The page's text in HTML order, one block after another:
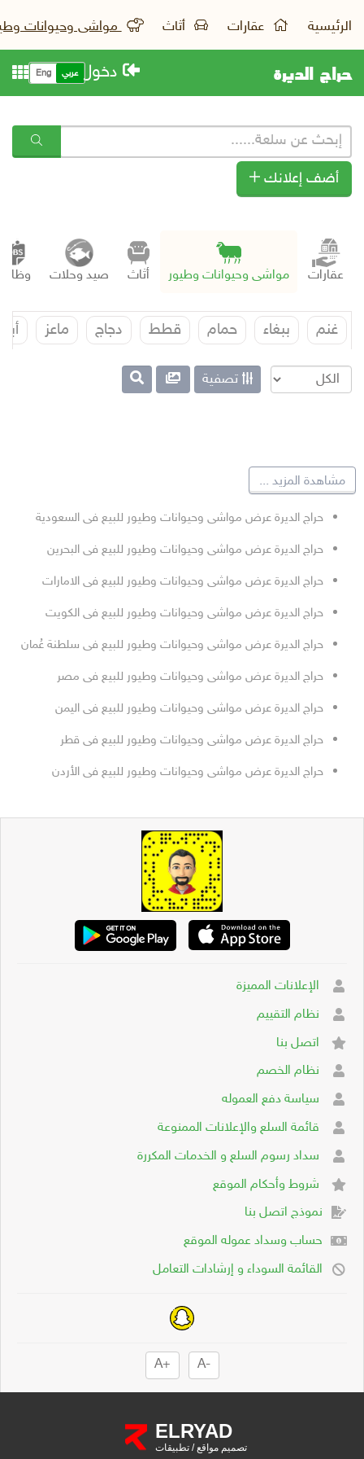
الرئيسية عقارات أثاث مواشى وحيوانات
حراج الديرة دخول عربي Eng
أضف إعلانك
عقارات مواشى وحيوانات وطيور أثاث صيد وحلات
غنم ببغاء حمام قطط دجاج ماعز أبل
تصفية
مشاهدة المزيد ...
حراج الديرة عرض مواشى وحيوانات وطيور للبيع فى السعودية
حراج الديرة عرض مواشى وحيوانات وطيور للبيع فى البحرين
حراج الديرة عرض مواشى وحيوانات وطيور للبيع فى الامارات
حراج الديرة عرض مواشى وحيوانات وطيور للبيع فى الكويت
حراج الديرة عرض مواشى وحيوانات وطيور للبيع فى سلطنة عُمان
حراج الديرة عرض مواشى وحيوانات وطيور للبيع فى مصر
حراج الديرة عرض مواشى وحيوانات وطيور للبيع فى اليمن
حراج الديرة عرض مواشى وحيوانات وطيور للبيع فى قطر
حراج الديرة عرض مواشى وحيوانات وطيور للبيع فى الأردن
الإعلانات المميزة
نظام التقييم
اتصل بنا
نظام الخصم
سياسة دفع العموله
قائمة السلع والإعلانات الممنوعة
سداد رسوم السلع و الخدمات المكررة
شروط وأحكام الموقع
نموذج اتصل بنا
حساب وسداد عموله الموقع
القائمة السوداء و إرشادات التعامل
-A
+A
ELRYAD
تصميم مواقع/ تطبيقات